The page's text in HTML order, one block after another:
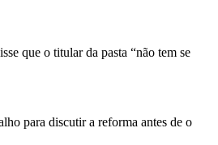
que o titular da pasta “não tem se
para discutir a reforma antes de o